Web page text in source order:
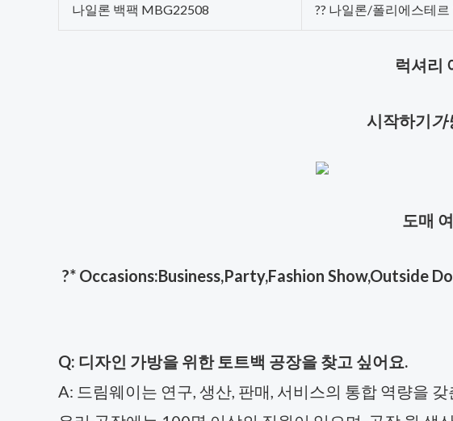
나일론 백팩 MBG22508 ?? 나일론/폴리에스테르
럭셔리
시작하기가
도매
?* Occasions:Business,Party,Fashion Show,Outside
Q: 디자인 가방을 위한 토트백 공장을 찾고 싶어요.
A: 드림웨이는 연구, 생산, 판매, 서비스의 통합 역량을